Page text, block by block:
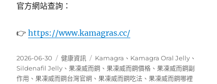
官方網站查詢：
👉https://www.kamagras.cc/
發
佈
日
2026-06-30
分
類
健康資訊
標
籤
Kamagra 、 Kamagra Oral Jelly 、
Sildenafil Jelly 、果凍威而鋼 、果凍威而鋼價格 、果凍威而鋼副
作用 、果凍威而鋼台灣官網 、果凍威而鋼吃法 、果凍威而鋼哪裡